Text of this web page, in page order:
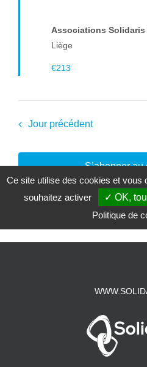
Associations Solidaris
Liège
€213
Jour précédent
S’abonner au
Ce site utilise des cookies et vous
souhaitez activer
✓ OK,
Politique de